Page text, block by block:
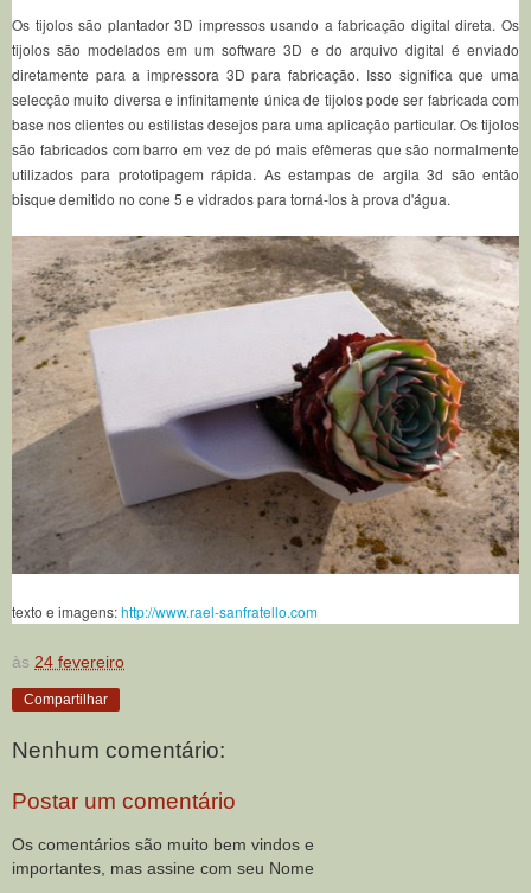
Os tijolos são plantador 3D impressos usando a fabricação digital direta. Os
tijolos são modelados em um software 3D e do arquivo digital é enviado
diretamente para a impressora 3D para fabricação. Isso significa que uma
selecção muito diversa e infinitamente única de tijolos pode ser fabricada com
base nos clientes ou estilistas desejos para uma aplicação particular. Os tijolos
são fabricados com barro em vez de pó mais efêmeras que são normalmente
utilizados para prototipagem rápida. As estampas de argila 3d são então
bisque demitido no cone 5 e vidrados para torná-los à prova d'água.
texto e imagens:http://www.rael-sanfratello.com
às 24 fevereiro
Compartilhar
Nenhum comentário:
Postar um comentário
Os comentários são muito bem vindos e
importantes, mas assine com seu Nome